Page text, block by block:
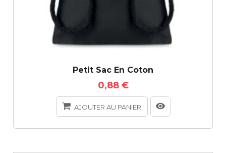
Petit Sac En Coton
0,88 €
AJOUTER AU PANIER